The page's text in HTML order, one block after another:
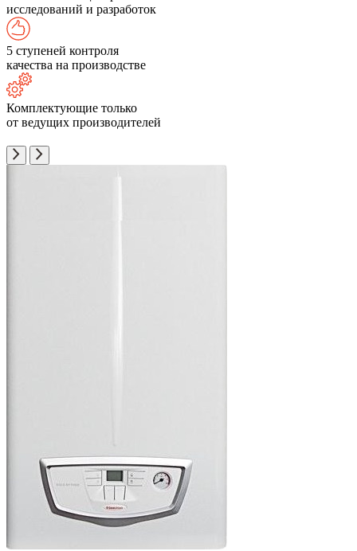
исследований и разработок
5 ступеней контроля
качества на производстве
Комплектующие только
от ведущих производителей